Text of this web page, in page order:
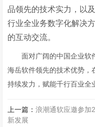
品领先的技术实力，以
行业全业务数字化解决
的互动交流。
面对广阔的中国企业软
海岳软件领先的技术优势，
持续发力，赋能千行百业全
上一篇：浪潮通软应邀参加
新发展